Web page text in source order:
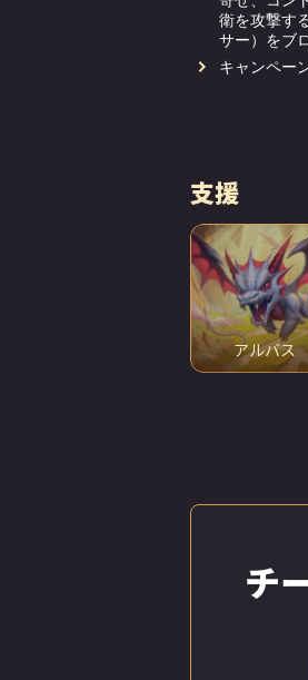
衛を攻撃す
サー）をブ
キャンペー
支援
アルバス
チ